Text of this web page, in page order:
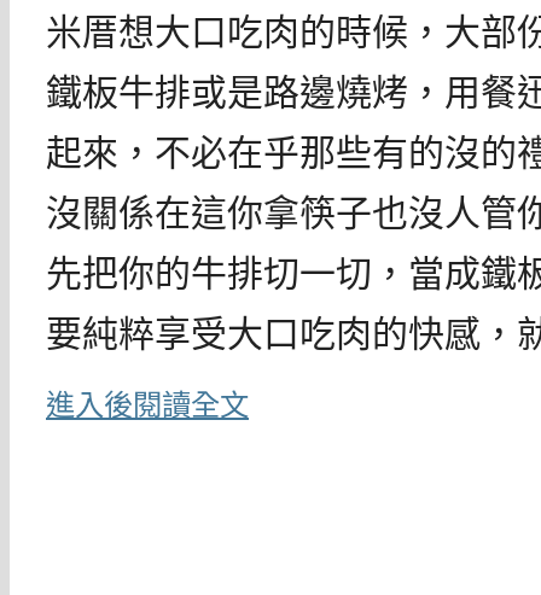
米厝想大口吃肉的時候，大部
鐵板牛排或是路邊燒烤，用餐
起來，不必在乎那些有的沒的
沒關係在這你拿筷子也沒人管
先把你的牛排切一切，當成鐵
要純粹享受大口吃肉的快感，
進入後閱讀全文